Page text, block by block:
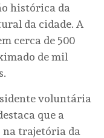
histórica da
da cidade. A
cerca de 500
de mil
voluntária
que a
trajetória da